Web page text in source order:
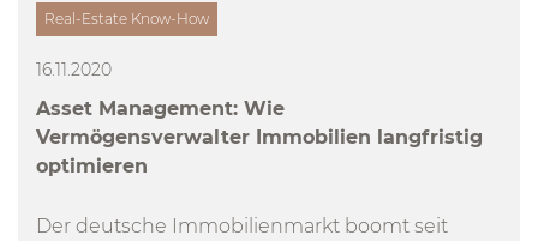
Real-Estate Know-How
16.11.2020
Asset Management: Wie
Vermögensverwalter Immobilien langfristig
optimieren
Der deutsche Immobilienmarkt boomt seit